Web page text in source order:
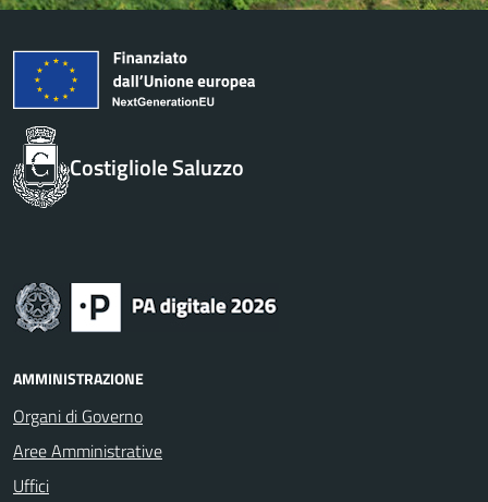
Costigliole Saluzzo
AMMINISTRAZIONE
Organi di Governo
Aree Amministrative
Uffici